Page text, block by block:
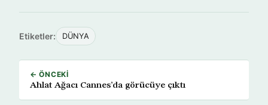
Etiketler: DÜNYA
← ÖNCEKI
Ahlat Ağacı Cannes’da görücüye çıktı